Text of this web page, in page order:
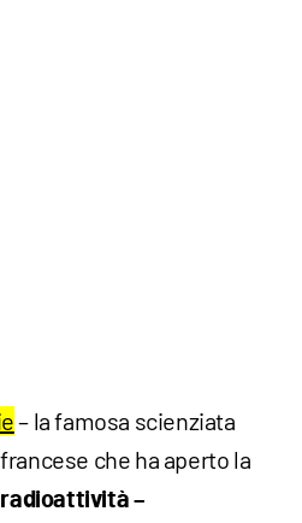
– la famosa scienziata
che ha aperto la
radioattività –